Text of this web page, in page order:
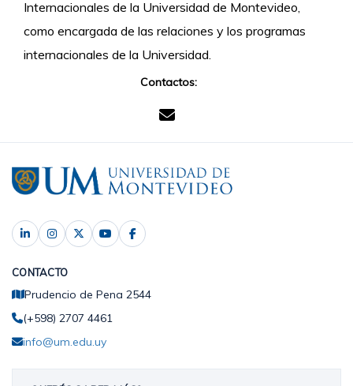
Internacionales de la Universidad de Montevideo,
como encargada de las relaciones y los programas
internacionales de la Universidad.
Contactos:
CONTACTO
Prudencio de Pena 2544
(+598) 2707 4461
info@um.edu.uy